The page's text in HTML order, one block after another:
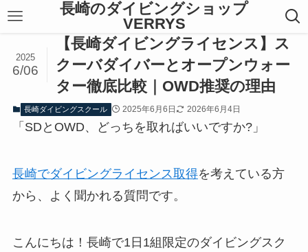
長崎のダイビングショップ
VERRYS
【長崎ダイビングライセンス】ス
クーバダイバーとオープンウォー
ター徹底比較｜OWD推奨の理由
2025
6/06
長崎ダイビングスクール 2025年6月6日 2026年6月4日
「SDとOWD、どっちを取ればいいですか?」
長崎でダイビングライセンス取得を考えている方
から、よく聞かれる質問です。
こんにちは！長崎で1日1組限定のダイビングスク